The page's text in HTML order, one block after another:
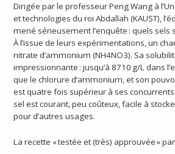
Dirigée par le professeur Peng Wang à
et technologies du roi Abdallah (KAUST),
mené sérieusement l’enquête : quels sels
À l’issue de leurs expérimentations, un
nitrate d’ammonium (NH4NO3). Sa
impressionnante : jusqu’à 8710 g/L dans
que le chlorure d’ammonium, et son
est quatre fois supérieur à ses
sel est courant, peu coûteux, facile à
pour d’autres usages.
La recette « testée et (très) approuvée » par